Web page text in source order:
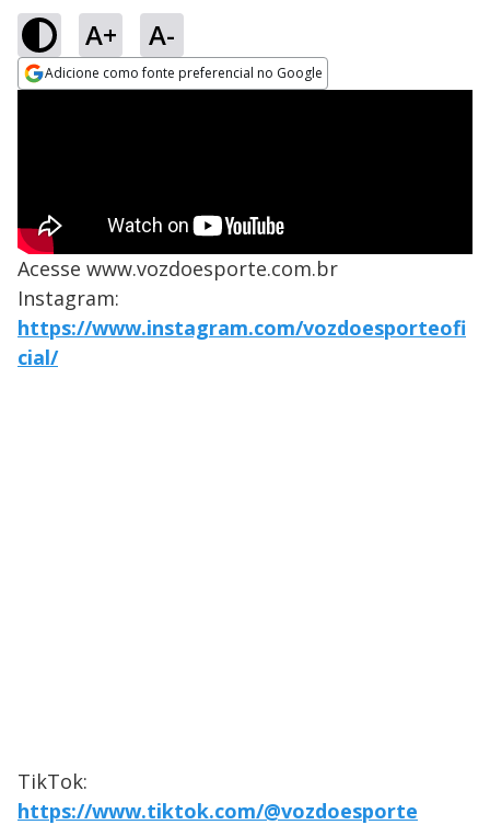
A+ A-
Adicione como fonte preferencial no Google
Acesse www.vozdoesporte.com.br
Instagram:
https://www.instagram.com/vozdoesporteofi
cial/
TikTok:
https://www.tiktok.com/@vozdoesporte